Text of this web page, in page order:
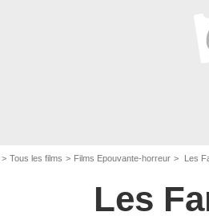
Tous les films Films Epouvante-horreur Les
Les